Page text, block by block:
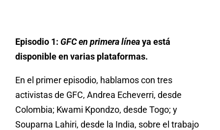
Episodio 1: GFC en primera líneaya está
disponible en varias plataformas.
En el primer episodio, hablamos con tres
activistas de GFC, Andrea Echeverri, desde
Colombia; Kwami Kpondzo, desde Togo; y
Souparna Lahiri, desde la India, sobre el trabajo